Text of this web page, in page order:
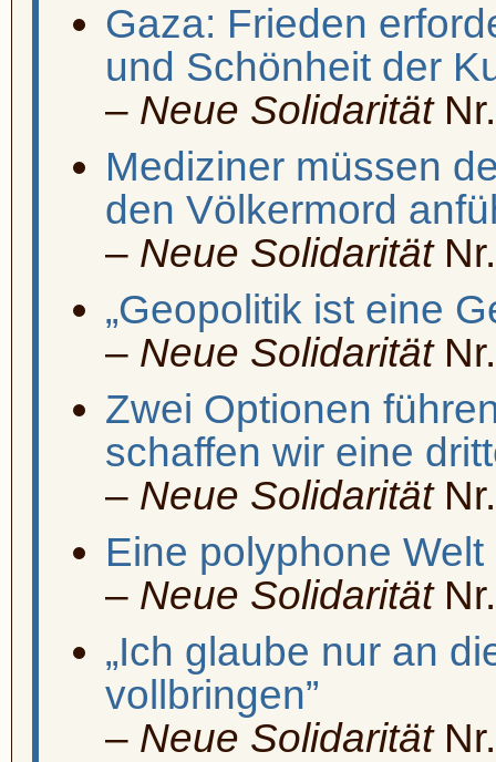
Gaza: Frieden
und Schönheit der
– Neue Solidarität
Mediziner müssen
den Völkermord
– Neue Solidarität
„Geopolitik ist eine
– Neue Solidarität
Zwei Optionen
schaffen wir eine
– Neue Solidarität
Eine polyphone
– Neue Solidarität
„Ich glaube nur an
vollbringen”
– Neue Solidarität